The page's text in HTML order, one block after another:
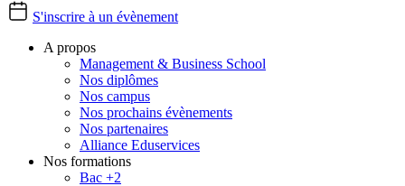
S'inscrire à un évènement
A propos
Management & Business School
Nos diplômes
Nos campus
Nos prochains évènements
Nos partenaires
Alliance Eduservices
Nos formations
Bac +2